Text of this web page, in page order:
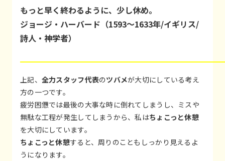
もっと早く終わるように、少し休め。
ジョージ・ハーバード（1593～1633年/イギリス/
詩人・神学者）
上記、 全力スタッフ代表のツバメが大切にしている考え
方の一つです。
疲労困憊では最後の大事な時に倒れてしまうし、ミスや
無駄な工程が発生してしまうから、私はちょこっと休憩
を大切にしています。
ちょこっと休憩すると、周りのこともしっかり見えるよ
うになります。